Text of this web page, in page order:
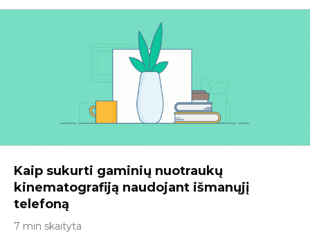
Kaip sukurti gaminių nuotraukų
kinematografiją naudojant išmanųjį
telefoną
7 min skaityta